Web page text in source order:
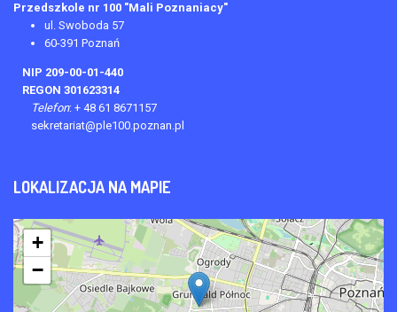
Przedszkole nr 100 "Mali Poznaniacy"
ul. Swoboda 57
60-391 Poznań
NIP 209-00-01-440
REGON 301623314
Telefon: + 48 61 8671157
sekretariat@ple100.poznan.pl
LOKALIZACJA NA MAPIE
+
−